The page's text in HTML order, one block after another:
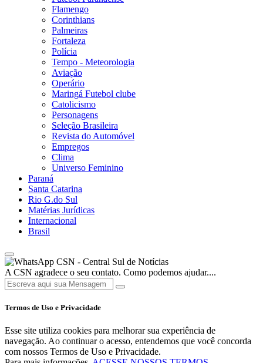
Flamengo
Corinthians
Palmeiras
Fortaleza
Polícia
Tempo - Meteorologia
Aviação
Operário
Maringá Futebol clube
Catolicismo
Personagens
Seleção Brasileira
Revista do Automóvel
Empregos
Clima
Universo Feminino
Paraná
Santa Catarina
Rio G.do Sul
Matérias Jurídicas
Internacional
Brasil
CSN - Central Sul de Notícias
A CSN agradece o seu contato. Como podemos ajudar....
Termos de Uso e Privacidade
Esse site utiliza cookies para melhorar sua experiência de
navegação. Ao continuar o acesso, entendemos que você concorda
com nossos Termos de Uso e Privacidade.